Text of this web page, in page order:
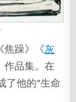
焦躁》《灰
作品集。在
了他的“生命